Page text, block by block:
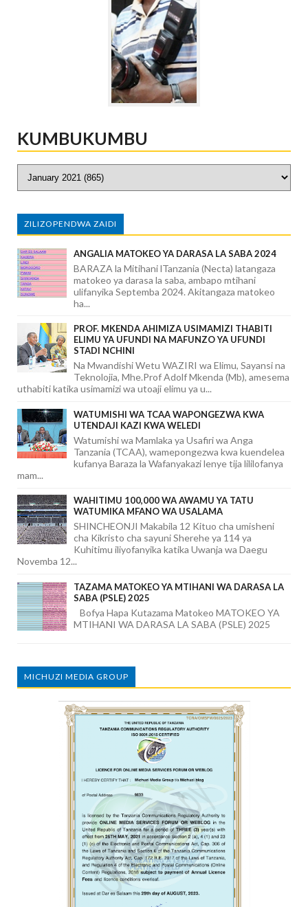
KUMBUKUMBU
ZILIZOPENDWA ZAIDI
ANGALIA MATOKEO YA DARASA LA SABA 2024
BARAZA la Mitihani lTanzania (Necta) latangaza
matokeo ya darasa la saba, ambapo mtihani
ulifanyika Septemba 2024. Akitangaza matokeo
ha...
PROF. MKENDA AHIMIZA USIMAMIZI THABITI
ELIMU YA UFUNDI NA MAFUNZO YA UFUNDI
STADI NCHINI
Na Mwandishi Wetu WAZIRI wa Elimu, Sayansi na
Teknolojia, Mhe.Prof Adolf Mkenda (Mb), amesema
uthabiti katika usimamizi wa utoaji elimu ya u...
WATUMISHI WA TCAA WAPONGEZWA KWA
UTENDAJI KAZI KWA WELEDI
Watumishi wa Mamlaka ya Usafiri wa Anga
Tanzania (TCAA), wamepongezwa kwa kuendelea
kufanya Baraza la Wafanyakazi lenye tija lililofanya
mam...
WAHITIMU 100,000 WA AWAMU YA TATU
WATUMIKA MFANO WA USALAMA
SHINCHEONJI Makabila 12 Kituo cha umisheni
cha Kikristo cha sayuni Sherehe ya 114 ya
Kuhitimu iliyofanyika katika Uwanja wa Daegu
Novemba 12...
TAZAMA MATOKEO YA MTIHANI WA DARASA LA
SABA (PSLE) 2025
Bofya Hapa Kutazama Matokeo MATOKEO YA
MTIHANI WA DARASA LA SABA (PSLE) 2025
MICHUZI MEDIA GROUP